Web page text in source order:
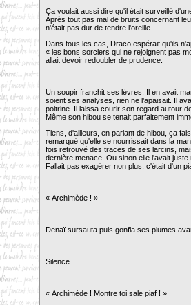
Ça voulait aussi dire qu'il était surveillé
Après tout pas mal de bruits concernant
n'était pas dur de tendre l'oreille.
Dans tous les cas, Draco espérait qu'ils
« les bons sorciers qui ne rejoignent pas
allait devoir redoubler de prudence.
Un soupir franchit ses lèvres. Il en avait
soient ses analyses, rien ne l’apaisait. Il
poitrine. Il laissa courir son regard autour
Même son hibou se tenait parfaitement
Tiens, d'ailleurs, en parlant de hibou, ça
remarqué qu'elle se nourrissait dans la
fois retrouvé des traces de ses larcins,
dernière menace. Ou sinon elle l'avait
Fallait pas exagérer non plus, c'était d'un
« Archimède ! »
Denaï sursauta puis gonfla ses plumes
Silence.
« Archimède ! Montre toi sale piaf ! »